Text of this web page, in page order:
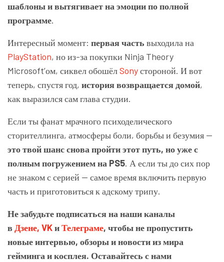
шаблоны и вытягивает на эмоции по полной
программе.
Интересный момент: первая часть выходила на
PlayStation, но из-за покупки Ninja Theory
Microsoft’ом, сиквел обошёлSonyстороной. И вот
теперь, спустя год, история возвращается домой,
как выразился сам глава студии.
Если ты фанат мрачного психоделического
сторителлинга, атмосферы боли, борьбы и безумия —
это твой шанс снова пройти этот путь, но уже с
полным погружением на PS5. А если ты до сих пор
не знаком с серией — самое время включить первую
часть и приготовиться к адскому трипу.
Не забудьте подписаться на наши каналы
в Дзене, VKиТелеграме, чтобы не пропустить
новые интервью, обзоры и новости из мира
гейминга и косплея. Оставайтесь с нами